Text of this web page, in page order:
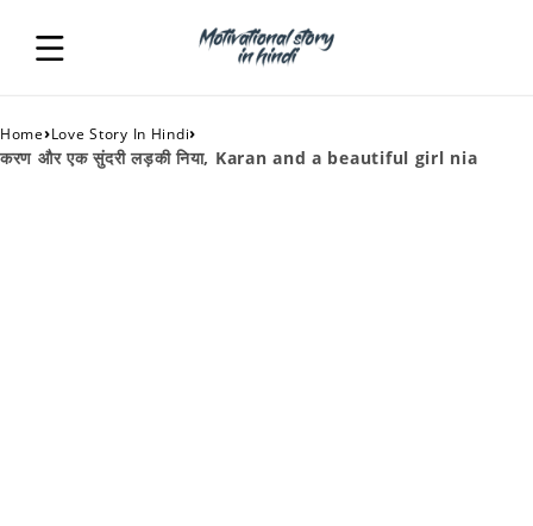
Home›Love Story In Hindi›
करण और एक सुंदरी लड़की निया, Karan and a beautiful girl nia